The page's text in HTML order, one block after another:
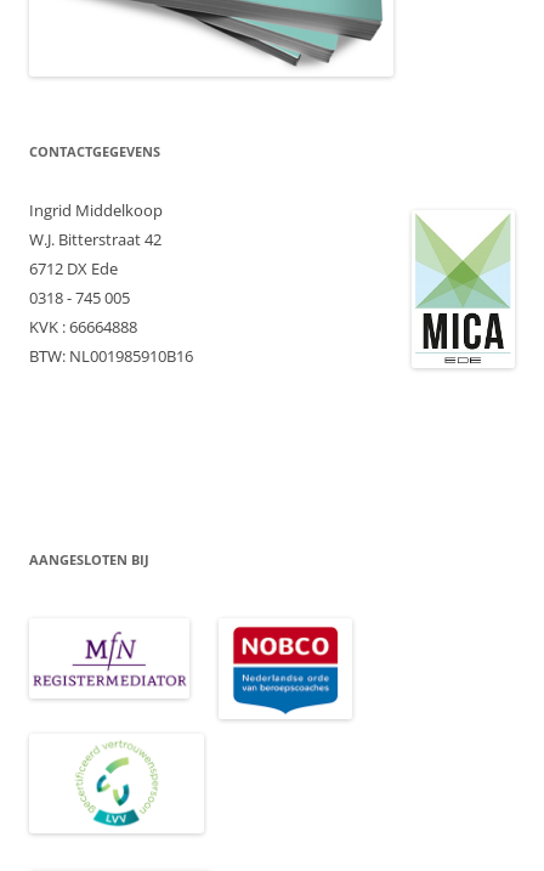
CONTACTGEGEVENS
Ingrid Middelkoop
W.J. Bitterstraat 42
6712 DX Ede
0318 - 745 005
KVK : 66664888
BTW: NL001985910B16
AANGESLOTEN BIJ